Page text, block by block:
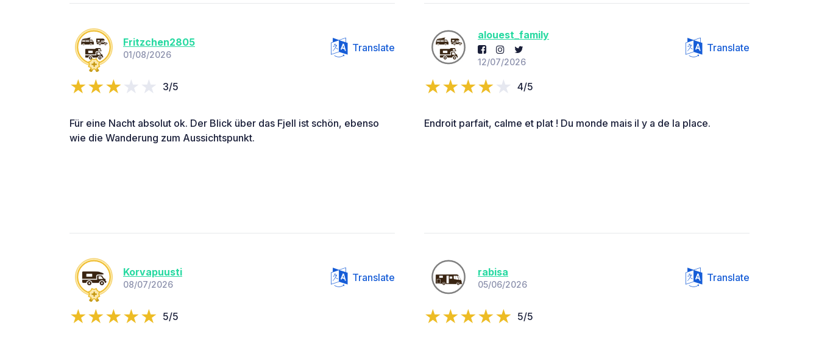
Fritzchen2805
01/08/2026
Translate
3/5
Für eine Nacht absolut ok. Der Blick über das Fjell ist schön, ebenso
wie die Wanderung zum Aussichtspunkt.
alouest_family
12/07/2026
Translate
4/5
Endroit parfait, calme et plat ! Du monde mais il y a de la place.
Korvapuusti
08/07/2026
Translate
5/5
rabisa
05/06/2026
Translate
5/5